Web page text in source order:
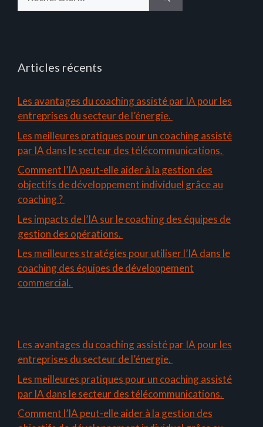
Articles récents
Les avantages du coaching assisté par IA pour les
entreprises du secteur de l’énergie.
Les meilleures pratiques pour un coaching assisté
par IA dans le secteur des télécommunications.
Comment l’IA peut-elle aider à la gestion des
objectifs de développement individuel grâce au
coaching ?
Les impacts de l’IA sur le coaching des équipes de
gestion des opérations.
Les meilleures stratégies pour utiliser l’IA dans le
coaching des équipes de développement
commercial.
Les avantages du coaching assisté par IA pour les
entreprises du secteur de l’énergie.
Les meilleures pratiques pour un coaching assisté
par IA dans le secteur des télécommunications.
Comment l’IA peut-elle aider à la gestion des